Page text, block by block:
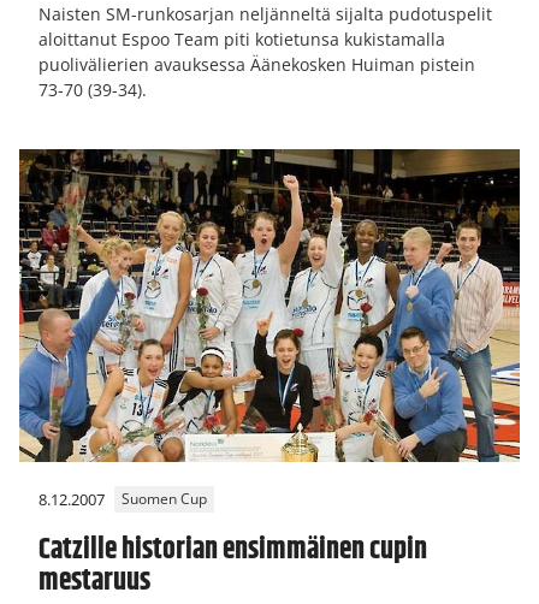
Naisten SM-runkosarjan neljänneltä sijalta pudotuspelit
aloittanut Espoo Team piti kotietunsa kukistamalla
puolivälierien avauksessa Äänekosken Huiman pistein
73-70 (39-34).
8.12.2007 Suomen Cup
Catzille historian ensimmäinen cupin
mestaruus